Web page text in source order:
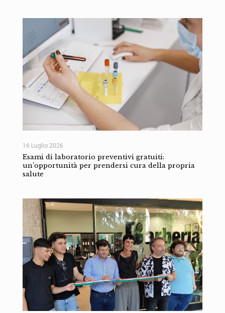
16 Luglio 2026
Esami di laboratorio preventivi gratuiti:
un’opportunità per prendersi cura della propria
salute